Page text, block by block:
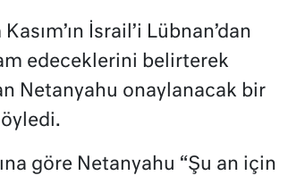
İsrail’i Lübnan’dan
edeceklerini belirterek
Netanyahu onaylanacak bir
göre Netanyahu “Şu an için